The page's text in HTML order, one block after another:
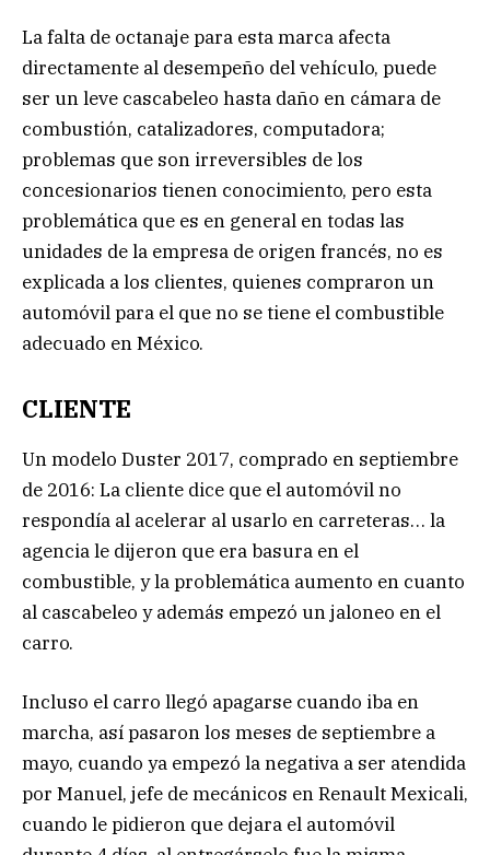
La falta de octanaje para esta marca afecta
directamente al desempeño del vehículo, puede
ser un leve cascabeleo hasta daño en cámara de
combustión, catalizadores, computadora;
problemas que son irreversibles de los
concesionarios tienen conocimiento, pero esta
problemática que es en general en todas las
unidades de la empresa de origen francés, no es
explicada a los clientes, quienes compraron un
automóvil para el que no se tiene el combustible
adecuado en México.
CLIENTE
Un modelo Duster 2017, comprado en septiembre
de 2016: La cliente dice que el automóvil no
respondía al acelerar al usarlo en carreteras… la
agencia le dijeron que era basura en el
combustible, y la problemática aumento en cuanto
al cascabeleo y además empezó un jaloneo en el
carro.
Incluso el carro llegó apagarse cuando iba en
marcha, así pasaron los meses de septiembre a
mayo, cuando ya empezó la negativa a ser atendida
por Manuel, jefe de mecánicos en Renault Mexicali,
cuando le pidieron que dejara el automóvil